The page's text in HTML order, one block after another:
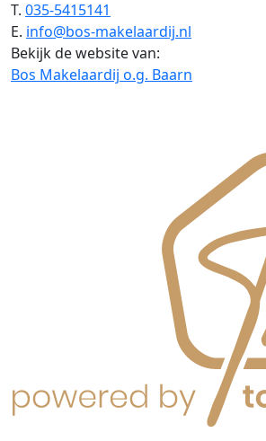
T. 035-5415141
E. info@bos-makelaardij.nl
Bekijk de website van:
Bos Makelaardij o.g. Baarn